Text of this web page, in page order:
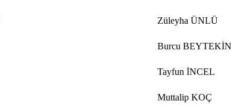
Züleyha ÜNLÜ
Burcu BEYTEKİN
Tayfun İNCEL
Muttalip KOÇ